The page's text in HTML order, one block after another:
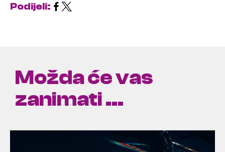
Podijeli:
Možda će vas
zanimati ...